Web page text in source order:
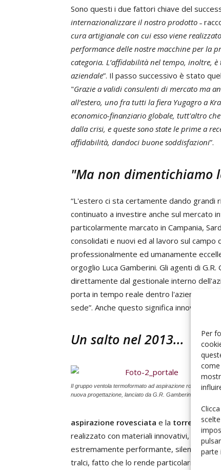
Per
parte
Sono questi i due fattori chiave del
internazionalizzare il nostro prodotto ˗
cura artigianale con cui esso viene
performance delle nostre macchine per la
categoria. L’affidabilità nel tempo, inoltre,
aziendale”. Il passo successivo è stato
"Grazie a validi consulenti di mercato ma
all’estero, uno fra tutti la fiera Yugagro a
economico-finanziario globale, tutt'altro
dalla crisi, e queste sono state le prime a
affidabilità, dandoci buone soddisfazioni”.
"Ma non dimentichiamo
“L'estero ci sta certamente dando grandi
continuato a investire anche sul mercato
particolarmente marcato in Campania,
consolidati e nuovi ed al lavoro sul
professionalmente ed umanamente
orgoglio Luca Gamberini. Gli agenti di
direttamente dal gestionale interno
porta in tempo reale dentro l'azienda,
sede”. Anche questo significa innovazione.
Un salto nel 2013...
Il gruppo ventola termoformato ad aspirazione rovesciata, di
nuova progettazione, lanciato da G.R. Gamberini nel 2013.
aspirazione rovesciata e la torretta per
realizzato con materiali innovativi, mai
estremamente performante, silenzioso e
tralci, fatto che lo rende particolarmente